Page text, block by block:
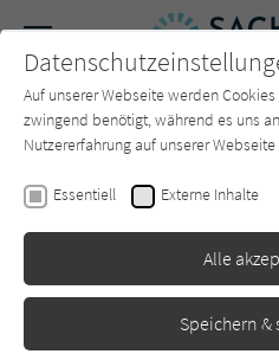
SUCHE Forum
Elisa Hoven
Erschienen: September
Auf unserer Webseite werden
zwingend benötigt, während es uns
Nutzererfahrung auf unserer
Essentiell Externe Inhalte
Alle
Speichern &